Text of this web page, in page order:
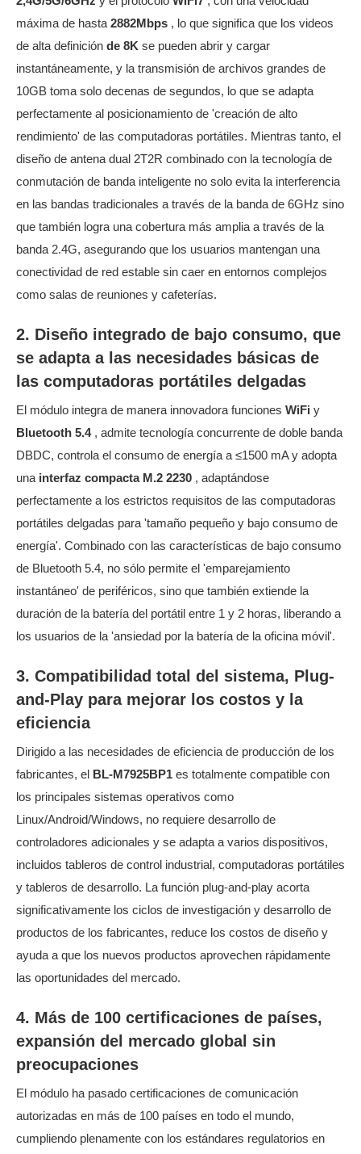
máxima de hasta2882Mbps , lo que significa que los videos
de alta definición de 8K se pueden abrir y cargar
instantáneamente, y la transmisión de archivos grandes de
10GB toma solo decenas de segundos, lo que se adapta
perfectamente al posicionamiento de 'creación de alto
rendimiento' de las computadoras portátiles. Mientras tanto, el
diseño de antena dual 2T2R combinado con la tecnología de
conmutación de banda inteligente no solo evita la interferencia
en las bandas tradicionales a través de la banda de 6GHz sino
que también logra una cobertura más amplia a través de la
banda 2.4G, asegurando que los usuarios mantengan una
conectividad de red estable sin caer en entornos complejos
como salas de reuniones y cafeterías.
2. Diseño integrado de bajo consumo, que
se adapta a las necesidades básicas de
las computadoras portátiles delgadas
El módulo integra de manera innovadora funciones WiFi y
Bluetooth 5.4 , admite tecnología concurrente de doble banda
DBDC, controla el consumo de energía a ≤1500 mA y adopta
una interfaz compacta M.2 2230 , adaptándose
perfectamente a los estrictos requisitos de las computadoras
portátiles delgadas para 'tamaño pequeño y bajo consumo de
energía'. Combinado con las características de bajo consumo
de Bluetooth 5.4, no sólo permite el 'emparejamiento
instantáneo' de periféricos, sino que también extiende la
duración de la batería del portátil entre 1 y 2 horas, liberando a
los usuarios de la 'ansiedad por la batería de la oficina móvil'.
3. Compatibilidad total del sistema, Plug-
and-Play para mejorar los costos y la
eficiencia
Dirigido a las necesidades de eficiencia de producción de los
fabricantes, el
BL-M7925BP1 es totalmente compatible con
los principales sistemas operativos como
Linux/Android/Windows, no requiere desarrollo de
controladores adicionales y se adapta a varios dispositivos,
incluidos tableros de control industrial, computadoras portátiles
y tableros de desarrollo. La función plug-and-play acorta
significativamente los ciclos de investigación y desarrollo de
productos de los fabricantes, reduce los costos de diseño y
ayuda a que los nuevos productos aprovechen rápidamente
las oportunidades del mercado.
4. Más de 100 certificaciones de países,
expansión del mercado global sin
preocupaciones
El módulo ha pasado certificaciones de comunicación
autorizadas en más de 100 países en todo el mundo,
cumpliendo plenamente con los estándares regulatorios en